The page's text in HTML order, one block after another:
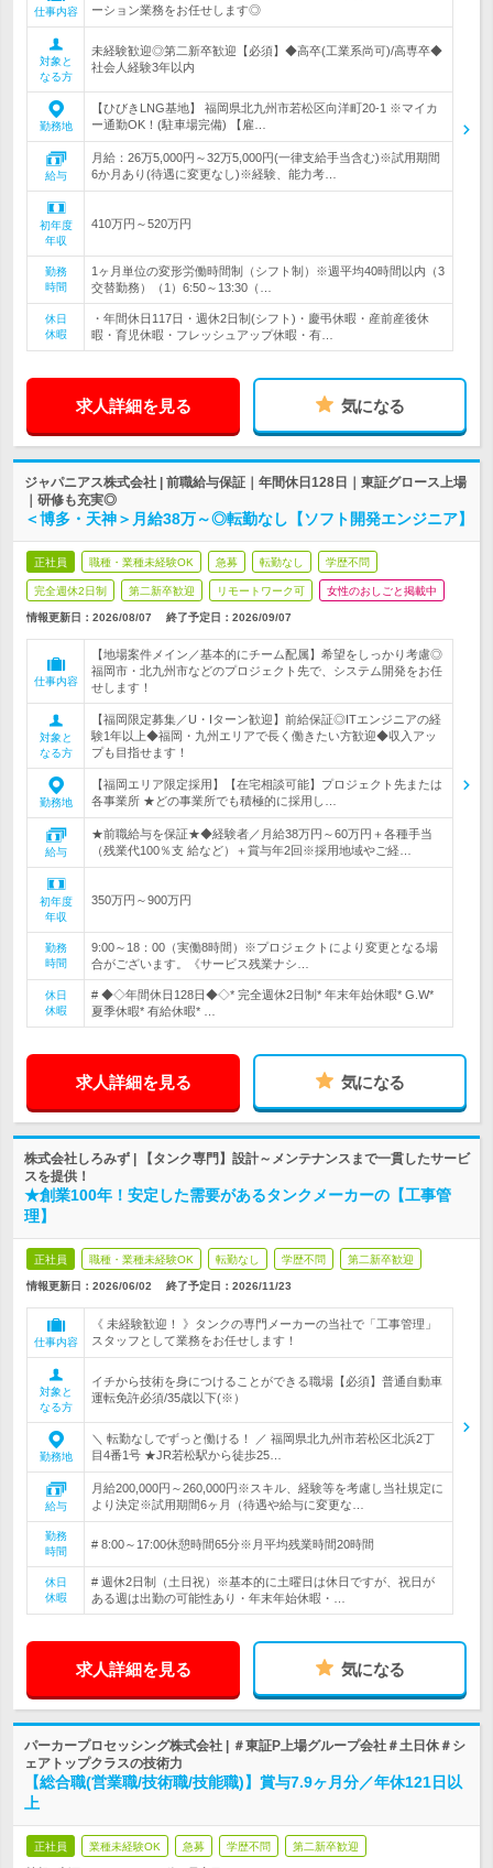
仕事内容
ーション業務をお任せします◎
対象と
なる方
未経験歓迎◎第二新卒歓迎【必須】◆高卒(工業系尚可)/高専卒◆
社会人経験3年以内
勤務地
【ひびきLNG基地】 福岡県北九州市若松区向洋町20-1 ※マイカ
ー通勤OK！(駐車場完備) 【雇…
給与
月給：26万5,000円～32万5,000円(一律支給手当含む)※試用期間
6か月あり(待遇に変更なし)※経験、能力考…
初年度
年収
410万円～520万円
勤務
時間
1ヶ月単位の変形労働時間制（シフト制）※週平均40時間以内（3
交替勤務）（1）6:50～13:30（…
休日
休暇
・年間休日117日・週休2日制(シフト)・慶弔休暇・産前産後休
暇・育児休暇・フレッシュアップ休暇・有…
求人詳細を見る 気になる
ジャパニアス株式会社 | 前職給与保証｜年間休日128日｜東証グロース上場
｜研修も充実◎
＜博多・天神＞月給38万～◎転勤なし【ソフト開発エンジニア】
正社員 職種・業種未経験OK 急募 転勤なし 学歴不問
完全週休2日制 第二新卒歓迎 リモートワーク可 女性のおしごと掲載中
情報更新日：2026/08/07 終了予定日： 2026/09/07
仕事内容
【地場案件メイン／基本的にチーム配属】希望をしっかり考慮◎
福岡市・北九州市などのプロジェクト先で、システム開発をお任
せします！
対象と
なる方
【福岡限定募集／U・Iターン歓迎】前給保証◎ITエンジニアの経
験1年以上◆福岡・九州エリアで長く働きたい方歓迎◆収入アッ
プも目指せます！
勤務地
【福岡エリア限定採用】【在宅相談可能】プロジェクト先または
各事業所 ★どの事業所でも積極的に採用し…
給与
★前職給与を保証★◆経験者／月給38万円～60万円＋各種手当
（残業代100％支 給など）＋賞与年2回※採用地域やご経…
初年度
年収
350万円～900万円
勤務
時間
9:00～18：00（実働8時間）※プロジェクトにより変更となる場
合がございます。《サービス残業ナシ…
休日
休暇
# ◆◇年間休日128日◆◇* 完全週休2日制* 年末年始休暇* G.W*
夏季休暇* 有給休暇* …
求人詳細を見る 気になる
株式会社しろみず | 【タンク専門】設計～メンテナンスまで一貫したサービ
スを提供！
★創業100年！安定した需要があるタンクメーカーの【工事管
理】
正社員 職種・業種未経験OK 転勤なし 学歴不問 第二新卒歓迎
情報更新日：2026/06/02 終了予定日： 2026/11/23
仕事内容
《 未経験歓迎！ 》タンクの専門メーカーの当社で「工事管理」
スタッフとして業務をお任せします！
対象と
なる方
イチから技術を身につけることができる職場【必須】普通自動車
運転免許必須/35歳以下(※）
勤務地
＼ 転勤なしでずっと働ける！ ／ 福岡県北九州市若松区北浜2丁
目4番1号 ★JR若松駅から徒歩25…
給与
月給200,000円～260,000円※スキル、経験等を考慮し当社規定に
より決定※試用期間6ヶ月（待遇や給与に変更な…
勤務
時間
# 8:00～17:00休憩時間65分※月平均残業時間20時間
休日
休暇
# 週休2日制（土日祝）※基本的に土曜日は休日ですが、祝日が
ある週は出勤の可能性あり・年末年始休暇・…
求人詳細を見る 気になる
パーカープロセッシング株式会社 | ＃東証P上場グループ会社＃土日休＃シ
ェアトップクラスの技術力
【総合職(営業職/技術職/技能職)】賞与7.9ヶ月分／年休121日以
上
正社員 業種未経験OK 急募 学歴不問 第二新卒歓迎